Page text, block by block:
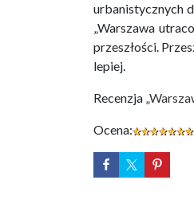
urbanistycznych
„Warszawa
przeszłości.
lepiej.
Recenzja
Ocena: